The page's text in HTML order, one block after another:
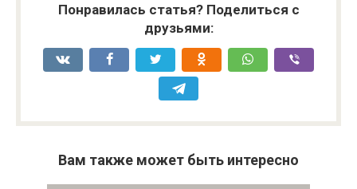
Понравилась статья? Поделиться с
друзьями:
Вам также может быть интересно